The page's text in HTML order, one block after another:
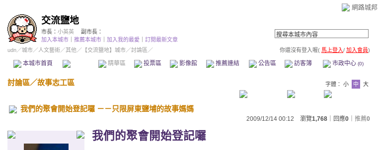
網路城邦
交流鹽地
市長： 小英英
副市長：
加入本城市
推薦本城市 加入我的最愛
訂閱最新文章
udn／城市／人文藝術／其他 ／ 【交流鹽地】城市／討論區／ 你還沒有登入喔( 馬上登入/ 加入會員)
本城市首頁 精華區 投票區 影像館 推薦連結 公告區 訪客簿 市政中心 (0)
討論區／故事志工區 字體： 小 中 大
我們的聚會開始登記囉 －－只限屏東鹽埔的故事媽媽
2009/12/14 00:12 瀏覽1,768 ｜回應0 推薦0
我們的聚會開始登記囉